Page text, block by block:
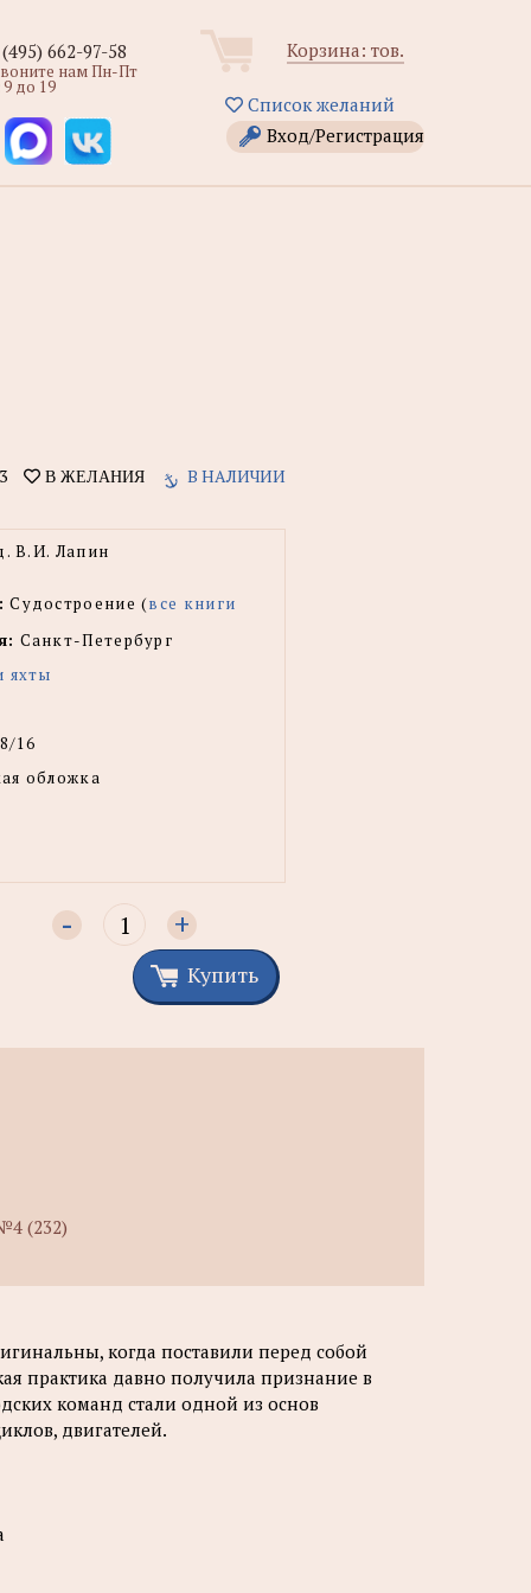
Корзина: тов.
Список желаний
Вход/Регистрация
662-97-58
нам Пн-Пт
9 до 19
В ЖЕЛАНИЯ В НАЛИЧИИ
В.И. Лапин
Судостроение (все книги
Санкт-Петербург
яхты
16
обложка
- +
Купить
(232)
когда поставили перед собой
практика давно получила признание в
команд стали одной из основ
двигателей.